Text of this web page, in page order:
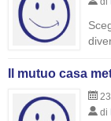
Il mutuo casa
di